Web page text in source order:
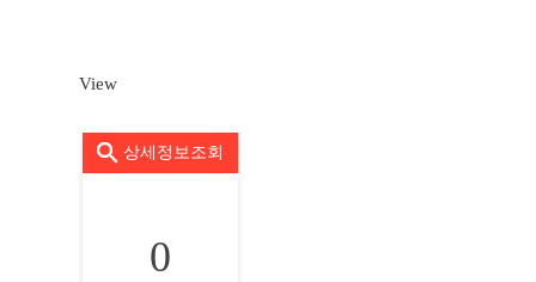
View
상세정보조회
0